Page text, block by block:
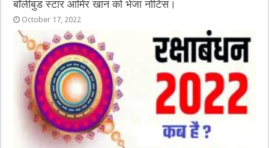
बॉलीबुड स्टार आमिर खान को भेजा नोटिस।
October 17, 2022